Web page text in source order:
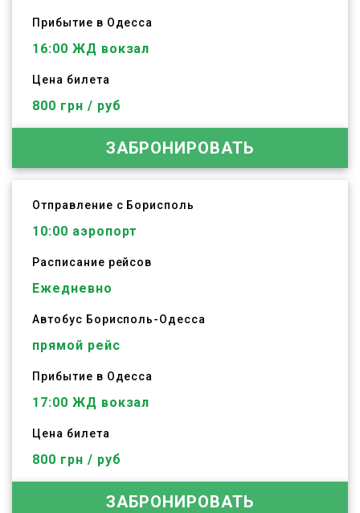
Прибытие в Одесса
16:00 ЖД вокзал
Цена билета
800 грн / руб
ЗАБРОНИРОВАТЬ
Отправление с Борисполь
10:00 аэропорт
Расписание рейсов
Ежедневно
Автобус Борисполь-Одесса
прямой рейс
Прибытие в Одесса
17:00 ЖД вокзал
Цена билета
800 грн / руб
ЗАБРОНИРОВАТЬ